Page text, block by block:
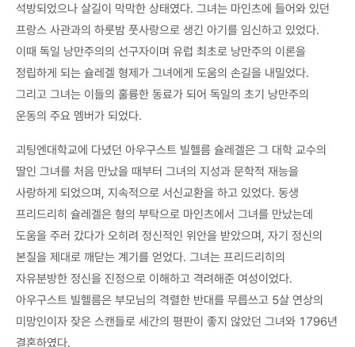
석방되었으나 살길이 막막한 상태였다. 그녀는 마인츠에 들어와 있던
프랑스 사관과의 하룻밤 풋사랑으로 생긴 아기를 임신하고 있었다.
이때 독일 낭만주의의 선구자이며 유럽 최초로 낭만주의 이론을
정립하게 되는 슐레겔 형제가 그녀에게 도움의 손길을 내밀었다.
그리고 그녀는 이들의 훌륭한 동료가 되어 독일의 초기 낭만주의
운동의 주요 멤버가 되었다.
괴팅엔대학교에 다녔던 아우구스트 빌헬름 슐레겔은 그 대학 교수의
딸인 그녀를 처음 만났을 때부터 그녀의 지성과 문학적 재능을
사랑하게 되었으며, 지속적으로 서신교환을 하고 있었다. 동생
프리드리히 슐레겔은 형의 부탁으로 마인츠에서 그녀를 만났는데
도움을 주러 갔다가 오히려 정신적인 위안을 받았으며, 자기 정신의
본질을 제대로 깨닫는 계기를 얻었다. 그녀는 프리드리히의
자유분방한 정신을 진정으로 이해하고 격려해준 여성이었다.
아우구스트 빌헬름은 부모님의 격렬한 반대를 무릅쓰고 5살 연상의
미망인이자 잦은 스캔들로 세간의 평판이 좋지 않았던 그녀와 1796년
결혼하였다.